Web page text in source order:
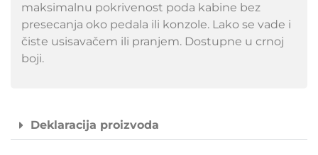
maksimalnu pokrivenost poda kabine bez
presecanja oko pedala ili konzole. Lako se vade i
čiste usisavačem ili pranjem. Dostupne u crnoj
boji.
Deklaracija proizvoda